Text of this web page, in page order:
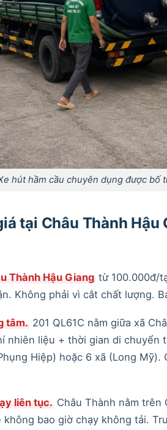
hút hầm cầu chuyên dụng được bố
tại Châu Thành
Thành Hậu Giang từ 100.000đ/
Không phải vì cắt chất lượng.
tâm. 201 QL61C nằm giữa xã
nhiên liệu + thời gian di
Hiệp) hoặc 6 xã (Long
liên tục. Châu Thành nằm
không bao giờ chạy không tải.